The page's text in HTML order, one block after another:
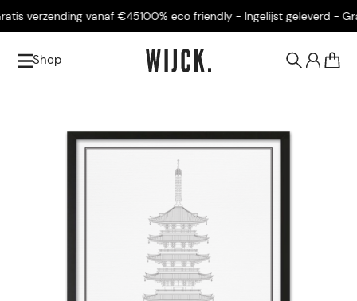
verzending vanaf €45100% eco friendly - Ingelijst geleverd -
Shop